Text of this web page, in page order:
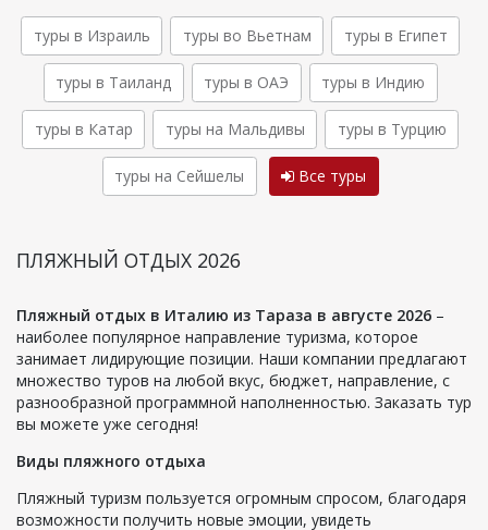
туры в Израиль туры во Вьетнам туры в Египет
туры в Таиланд туры в ОАЭ туры в Индию
туры в Катар туры на Мальдивы туры в Турцию
туры на Сейшелы Все туры
ПЛЯЖНЫЙ ОТДЫХ 2026
Пляжный отдых в Италию из Тараза в августе 2026 –
наиболее популярное направление туризма, которое
занимает лидирующие позиции. Наши компании предлагают
множество туров на любой вкус, бюджет, направление, с
разнообразной программной наполненностью. Заказать тур
вы можете уже сегодня!
Виды пляжного отдыха
Пляжный туризм пользуется огромным спросом, благодаря
возможности получить новые эмоции, увидеть